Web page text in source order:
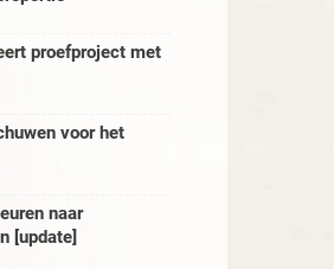
proefproject met
voor het
naar
[update]